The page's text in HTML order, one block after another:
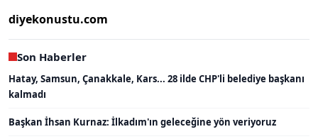
diyekonustu.com
Son Haberler
Hatay, Samsun, Çanakkale, Kars... 28 ilde CHP'li belediye başkanı
kalmadı
Başkan İhsan Kurnaz: İlkadım'ın geleceğine yön veriyoruz